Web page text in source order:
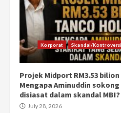
Korporat Skandal/Kontroversi
Projek Midport RM3.53
Mengapa Aminuddin
disiasat dalam skandal MBI?
July 28, 2026